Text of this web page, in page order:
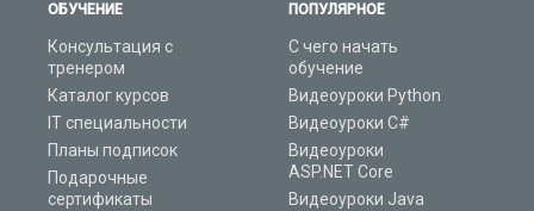
ОБУЧЕНИЕ
Консультация с
тренером
Каталог курсов
IT специальности
Планы подписок
Подарочные
сертификаты
ПОПУЛЯРНОЕ
С чего начать
обучение
Видеоуроки Python
Видеоуроки C#
Видеоуроки
ASP.NET Core
Видеоуроки Java